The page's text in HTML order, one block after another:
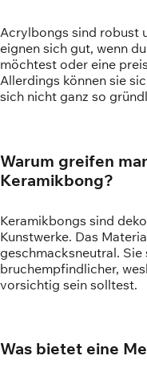
Acrylbongs sind robust
eignen sich gut, wenn
möchtest oder eine
Allerdings können sie
sich nicht ganz so
Warum greifen
Keramikbong?
Keramikbongs sind
Kunstwerke. Das
geschmacksneutral.
bruchempfindlicher,
vorsichtig sein solltest.
Was bietet eine